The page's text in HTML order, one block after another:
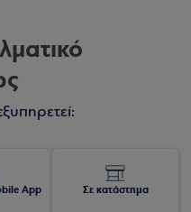
App Σε κατάστημα